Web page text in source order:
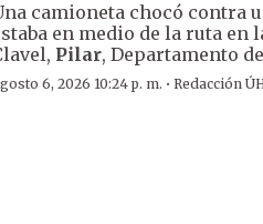
camioneta chocó contra
en medio de la ruta en
Pilar, Departamento de
6, 2026 10:24 p. m. ·Redacción